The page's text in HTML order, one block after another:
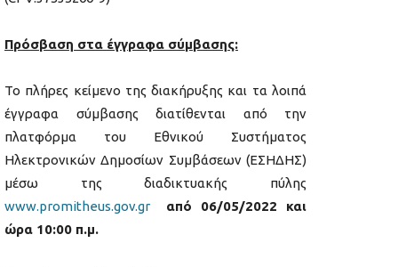
Πρόσβαση στα έγγραφα σύμβασης:
Το πλήρες κείμενο της διακήρυξης και τα λοιπά
έγγραφα σύμβασης διατίθενται από την
πλατφόρμα του Εθνικού Συστήματος
Ηλεκτρονικών Δημοσίων Συμβάσεων (ΕΣΗΔΗΣ)
μέσω της διαδικτυακής πύλης
www.promitheus.gov.gr
από 06/05/2022 και
ώρα 10:00 π.μ.